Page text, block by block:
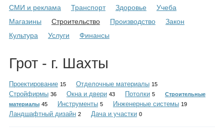
Объявления
Каталог
Инфо
СМИ и реклама
Транспорт Здоровье
Учеба
Магазины
Строительство Производство
Закон
Культура
Услуги Финансы
Грот - г. Шахты
Проектирование 15 Отделочные материалы 15
Стройфирмы 36 Окна и двери 43 Потолки 5
Строительные
материалы 45 Инструменты 5 Инженерные системы 19
Ландшафтный дизайн 2 Дача и участки 0